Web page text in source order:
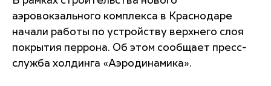
аэровокзального комплекса в Краснодаре
начали работы по устройству верхнего слоя
покрытия перрона. Об этом сообщает пресс-
служба холдинга «Аэродинамика».